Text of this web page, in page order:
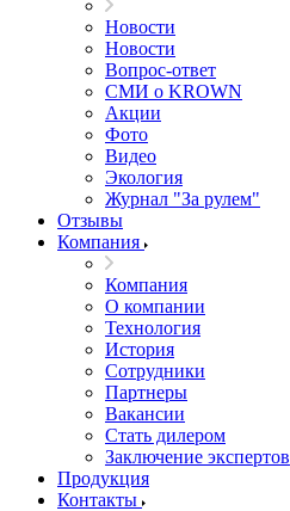
Новости
Новости
Вопрос-ответ
СМИ о KROWN
Акции
Фото
Видео
Экология
Журнал "За рулем"
Отзывы
Компания
Компания
О компании
Технология
История
Сотрудники
Партнеры
Вакансии
Стать дилером
Заключение экспертов
Продукция
Контакты